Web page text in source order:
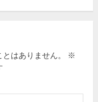
はありません。
※